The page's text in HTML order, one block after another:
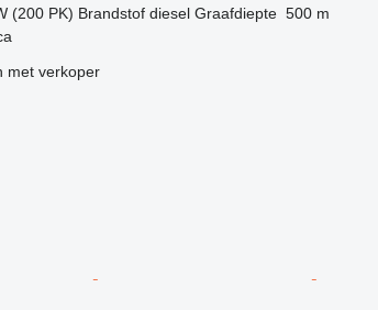
(200 PK) Brandstof diesel Graafdiepte 500 m
met verkoper